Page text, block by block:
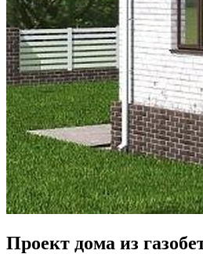
Проект дома из